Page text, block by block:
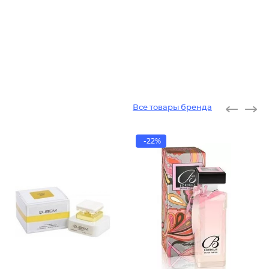
Все товары бренда
-22%